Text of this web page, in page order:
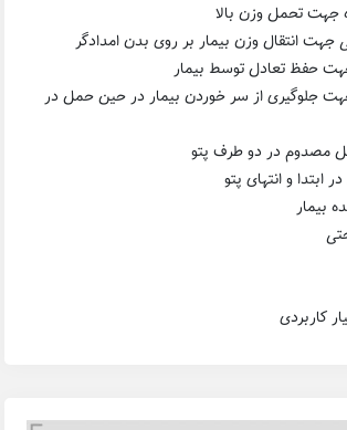
تحمل وزن بالا
جهت انتقال وزن بیمار بر روی بدن امدادگر
جهت حفظ تعادل توسط بیمار
جهت جلوگیری از سر خوردن بیمار در حین حمل در
ابتدا و انتهای پتو
بیمار
کاربردی